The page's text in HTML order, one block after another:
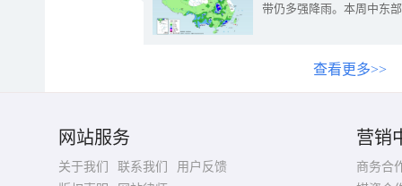
带仍多强降雨。本周中东
查看更多>>
网站服务
关于我们 联系我们
用户反馈
营销
商务合